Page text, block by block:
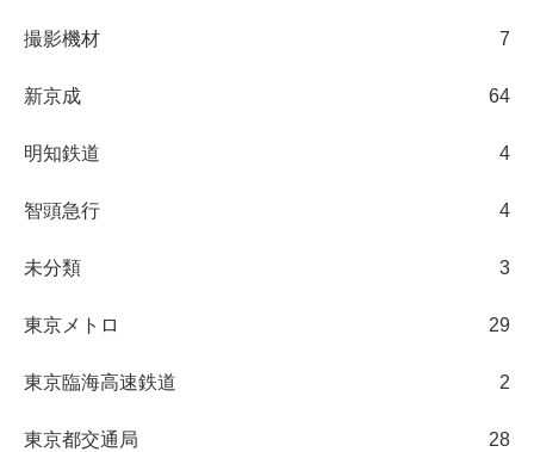
撮影機材 7
新京成 64
明知鉄道 4
智頭急行 4
未分類 3
東京メトロ 29
東京臨海高速鉄道 2
東京都交通局 28